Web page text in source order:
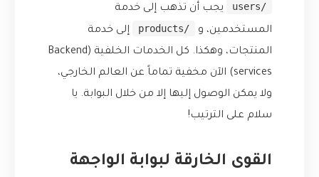
/users
يجب أن تذهب إلى خدمة
المستخدمين، و
/products
إلى خدمة
المنتجات، وهكذا. كل الخدمات الخلفية (Backend
services) الآن مخفية تماماً عن العالم الخارجي،
ولا يمكن الوصول إليها إلا من خلال البوابة. يا
سلام على الترتيب!
القوى الخارقة لبوابة الواجهة